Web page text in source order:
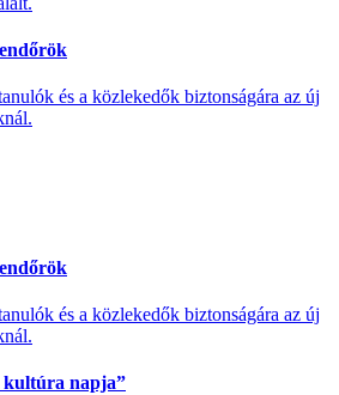
és a közlekedők biztonságára az új
és a közlekedők biztonságára az új
kultúra napja”